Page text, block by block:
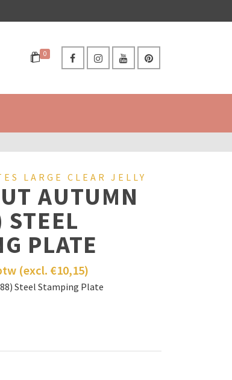
0
LARGE CLEAR JELLY
AUTUMN
PLATE
(excl. €10,15)
Steel Stamping Plate